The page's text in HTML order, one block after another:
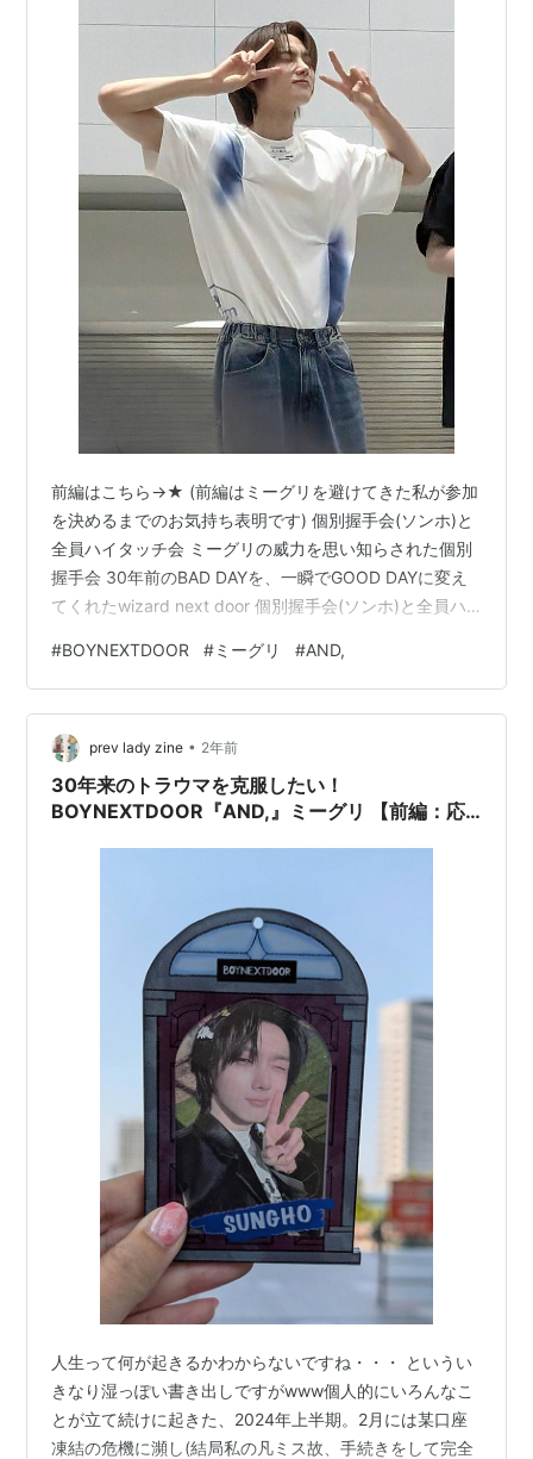
前編はこちら→★ (前編はミーグリを避けてきた私が参加
を決めるまでのお気持ち表明です) 個別握手会(ソンホ)と
全員ハイタッチ会 ミーグリの威力を思い知らされた個別
握手会 30年前のBAD DAYを、一瞬でGOOD DAYに変え
てくれたwizard next door 個別握手会(ソンホ)と全員ハ
全員ハイタッチ会(以下全員ハイタ)。 先月も先々月も仕
事で何度か足を運んだ東京ビッグサイトへ。 人が大勢い
る場所が苦手なので、ギリギリまで近辺にある某大学内
の学食(カフェとしても一般客に開放してる)で、伝えたい
ことをまとめてました。個握は推しのソン…
#BOYNEXTDOOR #ミーグリ #AND,
prev lady zine • 2年前
30年来のトラウマを克服したい！
BOYNEXTDOOR『AND,』ミーグリ 【前編：応
人生って何が起きるかわからないですね・・・ というい
きなり湿っぽい書き出しですがwww個人的にいろんなこ
とが立て続けに起きた、2024年上半期。2月には某口座
凍結の危機に瀕し(結局私の凡ミス故、手続きをして完全